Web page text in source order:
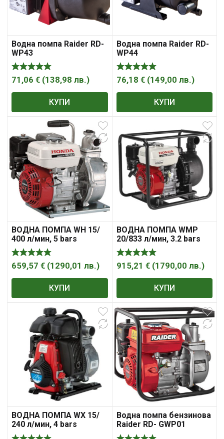
Водна помпа Raider RD-
WP43
71,06 € (138,98 лв.)
КУПИ
Водна помпа Raider RD-
WP44
76,18 € (149,00 лв.)
КУПИ
ВОДНА ПОМПА WH 15/
400 л/мин, 5 bars
налягане HONDA WH 15
659,57 € (1290,01 лв.)
КУПИ
ВОДНА ПОМПА WMP
20/833 л/мин, 3.2 bars
налягане HONDA WMP
20
915,21 € (1790,00 лв.)
КУПИ
ВОДНА ПОМПА WX 15/
240 л/мин, 4 bars
налягане Honda WX 15
Водна помпа бензинова
Raider RD- GWP01